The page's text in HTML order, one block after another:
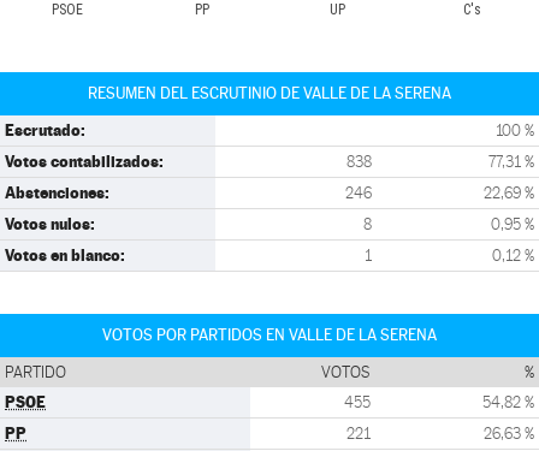
PSOE PP UP C's
RESUMEN DEL ESCRUTINIO DE VALLE DE LA SERENA
Escrutado: 100 %
Votos contabilizados: 838 77,31 %
Abstenciones: 246 22,69 %
Votos nulos: 8 0,95 %
Votos en blanco: 1 0,12 %
VOTOS POR PARTIDOS EN VALLE DE LA SERENA
PARTIDO VOTOS %
PSOE 455 54,82 %
PP 221 26,63 %